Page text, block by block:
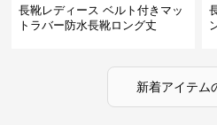
長靴レディース ベルト付きマッ
トラバー防水長靴ロング丈
新着アイテム